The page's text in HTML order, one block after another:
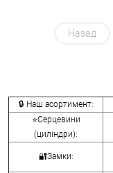
Назад
🔒 Наш асортимент:
⭐Серцевини
(циліндри):
🔐Замки: